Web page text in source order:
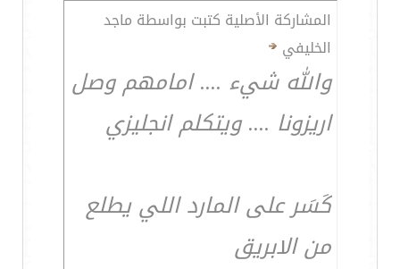
المشاركة الأصلية كتبت بواسطة ماجد
الخليفي
والله شيء .... امامهم وصل
اريزونا .... ويتكلم انجليزي
كَسَر على المارد اللي يطلع
من الابريق